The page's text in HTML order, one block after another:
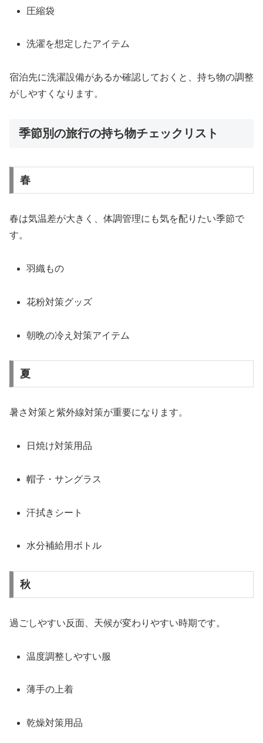
圧縮袋
洗濯を想定したアイテム
宿泊先に洗濯設備があるか確認しておくと、持ち物の調整
がしやすくなります。
季節別の旅行の持ち物チェックリスト
春
春は気温差が大きく、体調管理にも気を配りたい季節で
す。
羽織もの
花粉対策グッズ
朝晩の冷え対策アイテム
夏
暑さ対策と紫外線対策が重要になります。
日焼け対策用品
帽子・サングラス
汗拭きシート
水分補給用ボトル
秋
過ごしやすい反面、天候が変わりやすい時期です。
温度調整しやすい服
薄手の上着
乾燥対策用品